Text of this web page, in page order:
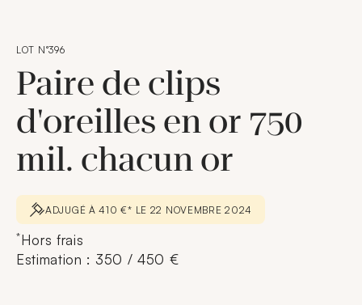
LOT N°396
Paire de clips
d'oreilles en or 750
mil. chacun or
ADJUGÉ À 410 €* LE 22 NOVEMBRE 2024
*Hors frais
Estimation : 350 / 450 €